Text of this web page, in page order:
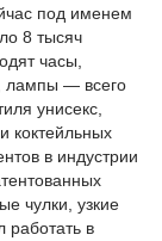
под именем
8 тысяч
часы,
лампы — всего
унисекс,
коктейльных
в индустрии
чулки, узкие
работать в